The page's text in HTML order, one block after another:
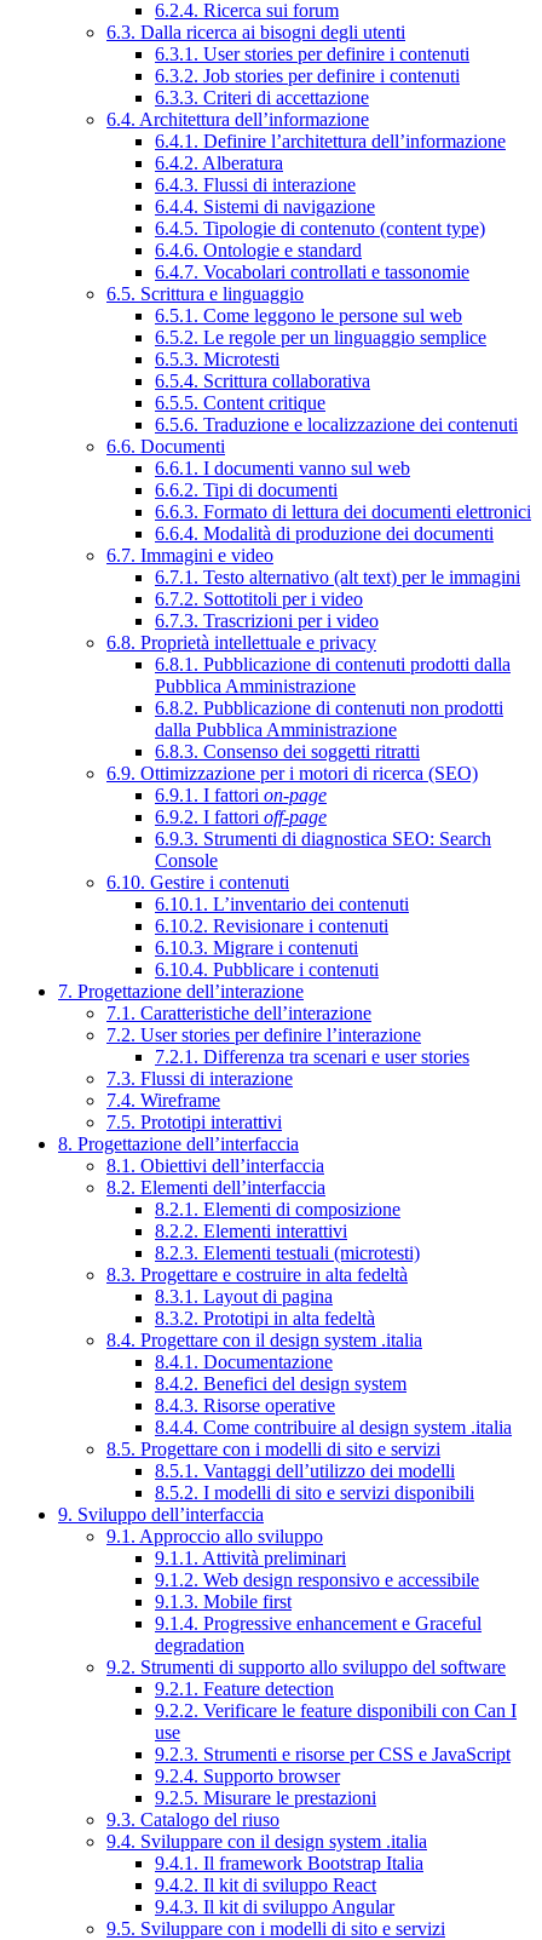
6.2.4. Ricerca sui forum
6.3. Dalla ricerca ai bisogni degli utenti
6.3.1. User stories per definire i contenuti
6.3.2. Job stories per definire i contenuti
6.3.3. Criteri di accettazione
6.4. Architettura dell’informazione
6.4.1. Definire l’architettura dell’informazione
6.4.2. Alberatura
6.4.3. Flussi di interazione
6.4.4. Sistemi di navigazione
6.4.5. Tipologie di contenuto (content type)
6.4.6. Ontologie e standard
6.4.7. Vocabolari controllati e tassonomie
6.5. Scrittura e linguaggio
6.5.1. Come leggono le persone sul web
6.5.2. Le regole per un linguaggio semplice
6.5.3. Microtesti
6.5.4. Scrittura collaborativa
6.5.5. Content critique
6.5.6. Traduzione e localizzazione dei contenuti
6.6. Documenti
6.6.1. I documenti vanno sul web
6.6.2. Tipi di documenti
6.6.3. Formato di lettura dei documenti elettronici
6.6.4. Modalità di produzione dei documenti
6.7. Immagini e video
6.7.1. Testo alternativo (alt text) per le immagini
6.7.2. Sottotitoli per i video
6.7.3. Trascrizioni per i video
6.8. Proprietà intellettuale e privacy
6.8.1. Pubblicazione di contenuti prodotti dalla
Pubblica Amministrazione
6.8.2. Pubblicazione di contenuti non prodotti
dalla Pubblica Amministrazione
6.8.3. Consenso dei soggetti ritratti
6.9. Ottimizzazione per i motori di ricerca (SEO)
6.9.1. I fattori on-page
6.9.2. I fattori off-page
6.9.3. Strumenti di diagnostica SEO: Search
Console
6.10. Gestire i contenuti
6.10.1. L’inventario dei contenuti
6.10.2. Revisionare i contenuti
6.10.3. Migrare i contenuti
6.10.4. Pubblicare i contenuti
7. Progettazione dell’interazione
7.1. Caratteristiche dell’interazione
7.2. User stories per definire l’interazione
7.2.1. Differenza tra scenari e user stories
7.3. Flussi di interazione
7.4. Wireframe
7.5. Prototipi interattivi
8. Progettazione dell’interfaccia
8.1. Obiettivi dell’interfaccia
8.2. Elementi dell’interfaccia
8.2.1. Elementi di composizione
8.2.2. Elementi interattivi
8.2.3. Elementi testuali (microtesti)
8.3. Progettare e costruire in alta fedeltà
8.3.1. Layout di pagina
8.3.2. Prototipi in alta fedeltà
8.4. Progettare con il design system .italia
8.4.1. Documentazione
8.4.2. Benefici del design system
8.4.3. Risorse operative
8.4.4. Come contribuire al design system .italia
8.5. Progettare con i modelli di sito e servizi
8.5.1. Vantaggi dell’utilizzo dei modelli
8.5.2. I modelli di sito e servizi disponibili
9. Sviluppo dell’interfaccia
9.1. Approccio allo sviluppo
9.1.1. Attività preliminari
9.1.2. Web design responsivo e accessibile
9.1.3. Mobile first
9.1.4. Progressive enhancement e Graceful
degradation
9.2. Strumenti di supporto allo sviluppo del software
9.2.1. Feature detection
9.2.2. Verificare le feature disponibili con Can I
use
9.2.3. Strumenti e risorse per CSS e JavaScript
9.2.4. Supporto browser
9.2.5. Misurare le prestazioni
9.3. Catalogo del riuso
9.4. Sviluppare con il design system .italia
9.4.1. Il framework Bootstrap Italia
9.4.2. Il kit di sviluppo React
9.4.3. Il kit di sviluppo Angular
9.5. Sviluppare con i modelli di sito e servizi